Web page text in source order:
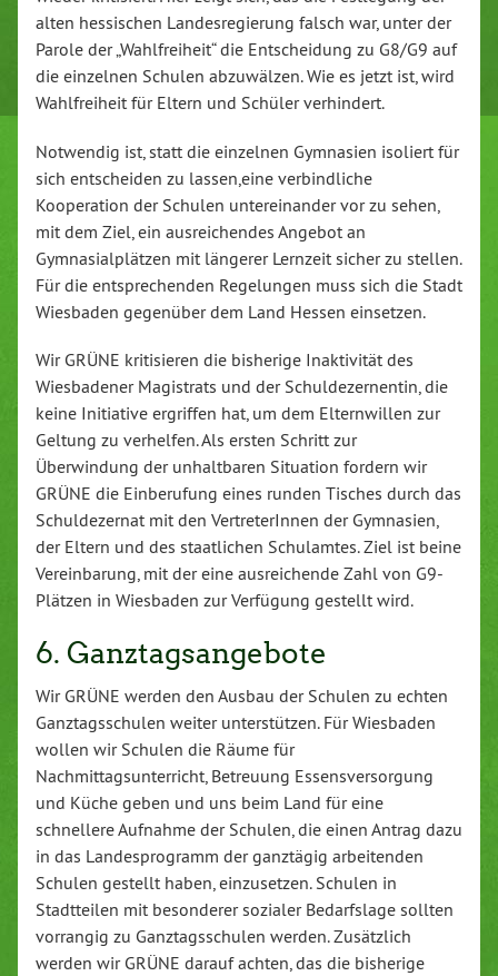
alten hessischen Landesregierung falsch war, unter der
Parole der „Wahlfreiheit“ die Entscheidung zu G8/G9 auf
die einzelnen Schulen abzuwälzen. Wie es jetzt ist, wird
Wahlfreiheit für Eltern und Schüler verhindert.
Notwendig ist, statt die einzelnen Gymnasien isoliert für
sich entscheiden zu lassen,eine verbindliche
Kooperation der Schulen untereinander vor zu sehen,
mit dem Ziel, ein ausreichendes Angebot an
Gymnasialplätzen mit längerer Lernzeit sicher zu stellen.
Für die entsprechenden Regelungen muss sich die Stadt
Wiesbaden gegenüber dem Land Hessen einsetzen.
Wir GRÜNE kritisieren die bisherige Inaktivität des
Wiesbadener Magistrats und der Schuldezernentin, die
keine Initiative ergriffen hat, um dem Elternwillen zur
Geltung zu verhelfen. Als ersten Schritt zur
Überwindung der unhaltbaren Situation fordern wir
GRÜNE die Einberufung eines runden Tisches durch das
Schuldezernat mit den VertreterInnen der Gymnasien,
der Eltern und des staatlichen Schulamtes. Ziel ist beine
Vereinbarung, mit der eine ausreichende Zahl von G9-
Plätzen in Wiesbaden zur Verfügung gestellt wird.
6. Ganztagsangebote
Wir GRÜNE werden den Ausbau der Schulen zu echten
Ganztagsschulen weiter unterstützen. Für Wiesbaden
wollen wir Schulen die Räume für
Nachmittagsunterricht, Betreuung Essensversorgung
und Küche geben und uns beim Land für eine
schnellere Aufnahme der Schulen, die einen Antrag dazu
in das Landesprogramm der ganztägig arbeitenden
Schulen gestellt haben, einzusetzen. Schulen in
Stadtteilen mit besonderer sozialer Bedarfslage sollten
vorrangig zu Ganztagsschulen werden. Zusätzlich
werden wir GRÜNE darauf achten, das die bisherige